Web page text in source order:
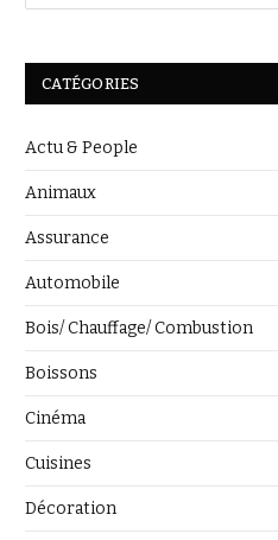
CATÉGORIES
Actu & People
Animaux
Assurance
Automobile
Bois/ Chauffage/ Combustion
Boissons
Cinéma
Cuisines
Décoration